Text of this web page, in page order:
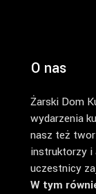
O nas
Żarski Dom
wydarzenia
nasz też
instruktorzy i
uczestnicy
W tym